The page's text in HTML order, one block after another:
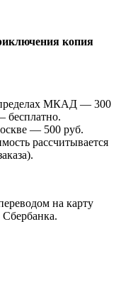
копия
пределах МКАД — 300
бесплатно.
— 500 руб.
рассчитывается
на карту
Сбербанка.